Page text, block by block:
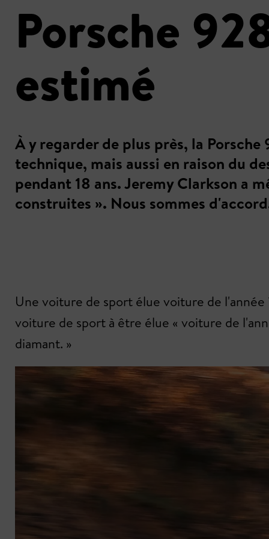
Porsche
estimé
À y regarder de plus près, la
technique, mais aussi en raison du
pendant 18 ans. Jeremy Clarkson a
construites ». Nous sommes
Une voiture de sport élue voiture de l'année
voiture de sport à être élue « voiture de
diamant. »